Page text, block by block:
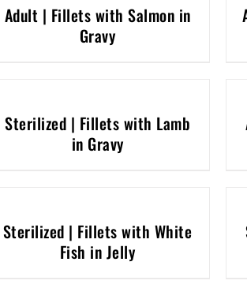
Adult | Fillets with Salmon in
Gravy
Sterilized | Fillets with Lamb
in Gravy
Sterilized | Fillets with White
Fish in Jelly